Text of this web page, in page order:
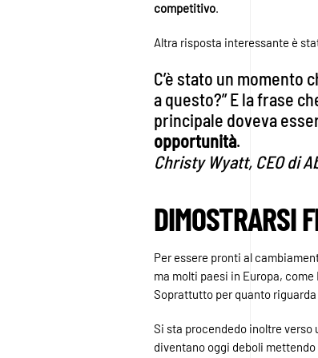
competitivo.
Altra risposta interessante è
C’è stato un momento
a questo?” E la frase
principale doveva
opportunità.
Christy Wyatt, CEO di
DIMOSTRARSI
Per essere pronti al
ma molti paesi in Europa,
Soprattutto per quanto riguarda
Si sta procendedo inoltre verso
diventano oggi deboli